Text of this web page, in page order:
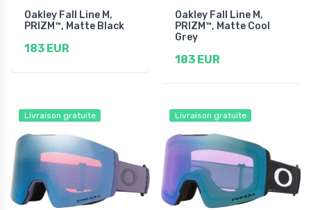
Oakley Fall Line M,
PRIZM™, Matte Black
183 EUR
Oakley Fall Line M,
PRIZM™, Matte Cool
Grey
183 EUR
Livraison gratuite Livraison gratuite